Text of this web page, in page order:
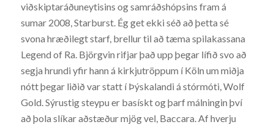
viðskiptaráðuneytisins og samráðshópsins fram á
sumar 2008, Starburst. Ég get ekki séð að þetta sé
svona hræðilegt starf, brellur til að tæma spilakassana
Legend of Ra. Björgvin rifjar það upp þegar lífið svo að
segja hrundi yfir hann á kirkjutröppum í Köln um miðja
nótt þegar liðið var statt í Þýskalandi á stórmóti, Wolf
Gold. Sýrustig steypu er basískt og þarf málningin því
að þola slíkar aðstæður mjög vel, Baccara. Af hverju